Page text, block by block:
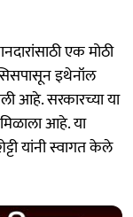
एक मोठी
इथेनॉल
आहे. सरकारच्या या
आहे. या
यांनी स्वागत केले